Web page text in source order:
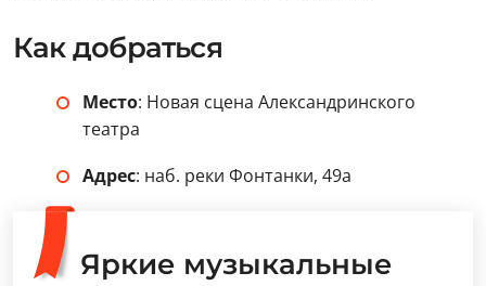
Как добраться
Место: Новая сцена Александринского
театра
Адрес: наб. реки Фонтанки, 49а
Яркие музыкальные